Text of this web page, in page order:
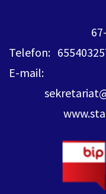
Telefon:
E-mail: